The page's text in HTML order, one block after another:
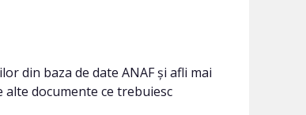
din baza de date ANAF și afli mai
documente ce trebuiesc